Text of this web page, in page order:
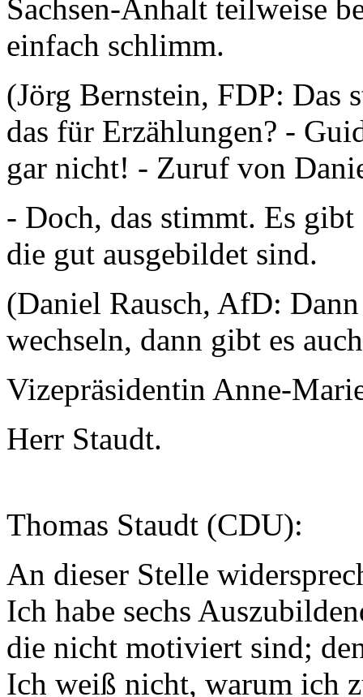
Sachsen-Anhalt teilweise
einfach schlimm.
(Jörg Bernstein, FDP: Das
das für Erzählungen? -
gar nicht! - Zuruf von
- Doch, das stimmt. Es
die gut ausgebildet sind.
(Daniel Rausch, AfD:
wechseln, dann gibt es
Vizepräsidentin Anne-
Herr Staudt.
Thomas Staudt (CDU):
An dieser Stelle
Ich habe sechs
die nicht motiviert sind;
Ich weiß nicht, warum ich